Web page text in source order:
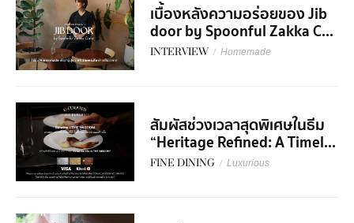
เบื้องหลังความอร่อยของ Jib
door by Spoonful Zakka C...
INTERVIEW / Homemade
สัมผัสช่วงเวลาสุดพิเศษในธีม
“Heritage Refined: A Timel...
FINE DINING / Luxurious